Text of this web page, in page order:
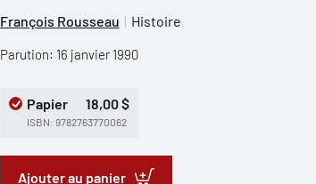
François Rousseau Histoire
Parution: 16 janvier 1990
Papier 18,00 $
ISBN: 9782763770062
Ajouter au panier